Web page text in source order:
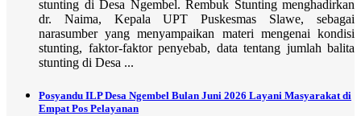
stunting di Desa Ngembel. Rembuk Stunting menghadirkan
dr. Naima, Kepala UPT Puskesmas Slawe, sebagai
narasumber yang menyampaikan materi mengenai kondisi
stunting, faktor-faktor penyebab, data tentang jumlah balita
stunting di Desa ...
Posyandu ILP Desa Ngembel Bulan Juni 2026 Layani Masyarakat di
Empat Pos Pelayanan